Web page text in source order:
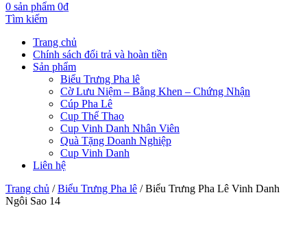
0 sản phẩm 0₫
Tìm kiếm
Trang chủ
Chính sách đổi trả và hoàn tiền
Sản phẩm
Biểu Trưng Pha lê
Cờ Lưu Niệm – Bằng Khen – Chứng Nhận
Cúp Pha Lê
Cup Thể Thao
Cup Vinh Danh Nhân Viên
Quà Tặng Doanh Nghiệp
Cup Vinh Danh
Liên hệ
Trang chủ /Biểu Trưng Pha lê /Biểu Trưng Pha Lê Vinh Danh
Ngôi Sao 14